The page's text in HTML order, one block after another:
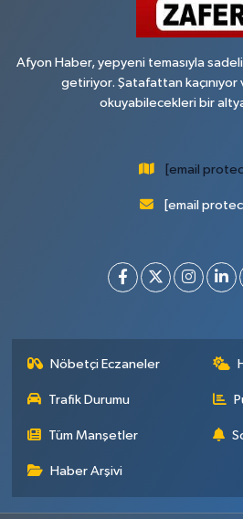
Afyon Haber, yepyeni temasıyla
getiriyor. Şatafattan kaçınıyor
okuyabilecekleri bir
[email
[email
Nöbetçi Eczaneler
Trafik Durumu
Tüm Manşetler
Haber Arşivi